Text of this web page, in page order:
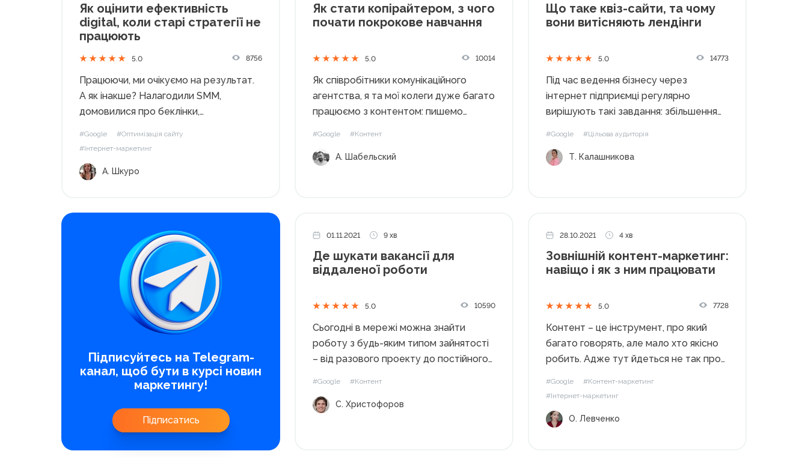
Як оцінити ефективність
digital, коли старі стратегії не
працюють
5.0 8756
Працюючи, ми очікуємо на результат.
А як інакше? Налагодили SMM,
домовилися про беклінки,
якщо Google не помічає старань та й
#Google
#Оптимізація сайту
#Інтернет-маркетинг
А. Шкуро
Як стати копірайтером, з чого
почати покрокове навчання
5.0 10014
Як співробітники комунікаційного
агентства, я та мої колеги дуже багато
працюємо з контентом: пишемо
кампаній та ще багато іншого.
#Google #Контент
А. Шабельский
Що таке квіз-сайти, та чому
вони витісняють лендінги
5.0 14773
Під час ведення бізнесу через
інтернет підприємці регулярно
вирішують такі завдання: збільшення
завданнями найкраще впорається
#Google #Цільова аудиторія
Т. Калашникова
Підписуйтесь на Telegram-
канал, щоб бути в курсі новин
маркетингу!
Підписатись
01.11.2021 9 хв
Де шукати вакансії для
віддаленої роботи
5.0 10590
Сьогодні в мережі можна знайти
роботу з будь-яким типом зайнятості
– від разового проекту до постійного
зацікавлені у фахівцях, які працюють із
#Google #Контент
С. Христофоров
28.10.2021 4 хв
Зовнішній контент-маркетинг:
навіщо і як з ним працювати
5.0 7728
Контент – це інструмент, про який
багато говорять, але мало хто якісно
робить. Адже тут йдеться не так про
ви вважаєте, цього достатньо?
#Google
#Контент-маркетинг
#Інтернет-маркетинг
О. Левченко